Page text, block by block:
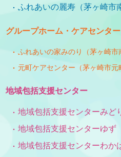
ふれあいの麗寿（茅ヶ崎市
グループホーム・ケアセンター
ふれあいの家みのり（茅ヶ崎市
元町ケアセンター（茅ヶ崎市元
地域包括支援センター
地域包括支援センターみど
地域包括支援センターゆず
地域包括支援センターわか